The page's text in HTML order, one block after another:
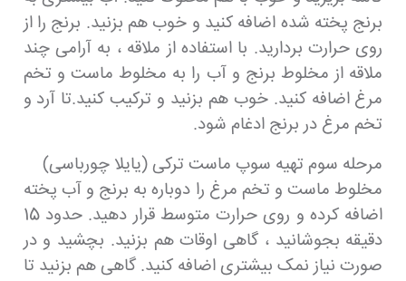
برنج پخته شده اضافه کنید و خوب هم بزنید. برنج را از
روی حرارت بردارید. با استفاده از ملاقه ، به آرامی چند
ملاقه از مخلوط برنج و آب را به مخلوط ماست و تخم
مرغ اضافه کنید. خوب هم بزنید و ترکیب کنید.تا آرد و
تخم مرغ در برنج ادغام شود.
مرحله سوم تهیه سوپ ماست ترکی (یایلا چورباسی)
مخلوط ماست و تخم مرغ را دوباره به برنج و آب پخته
اضافه کرده و روی حرارت متوسط قرار دهید. حدود 15
دقیقه بجوشانید ، گاهی اوقات هم بزنید. بچشید و در
صورت نیاز نمک بیشتری اضافه کنید. گاهی هم بزنید تا